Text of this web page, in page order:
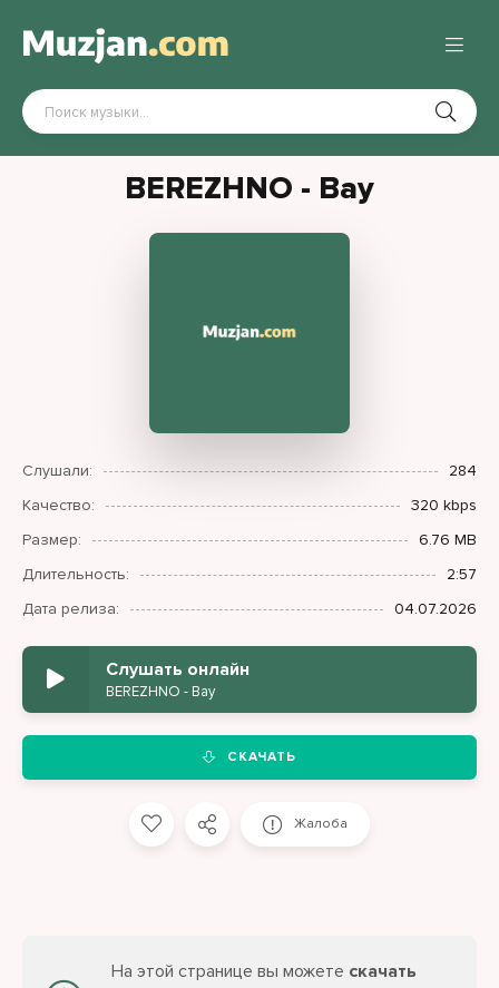
BEREZHNO - Вау
Слушали:
284
Качество:
320 kbps
Размер:
6.76 MB
Длительность:
2:57
Дата релиза:
04.07.2026
Слушать онлайн
BEREZHNO - Вау
СКАЧАТЬ
Жалоба
На этой странице вы можете скачать